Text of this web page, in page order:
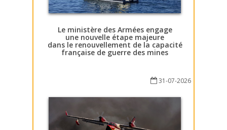
Le ministère des Armées engage
une nouvelle étape majeure
dans le renouvellement de la capacité
française de guerre des mines
31-07-2026